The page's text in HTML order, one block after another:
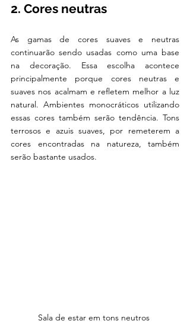
2. Cores neutras
As gamas de cores suaves e neutras
continuarão sendo usadas como uma base
na decoração. Essa escolha acontece
principalmente porque cores neutras e
suaves nos acalmam e refletem melhor a luz
natural. Ambientes monocráticos utilizando
essas cores também serão tendência. Tons
terrosos e azuis suaves, por remeterem a
cores encontradas na natureza, também
serão bastante usados.
Sala de estar em tons neutros